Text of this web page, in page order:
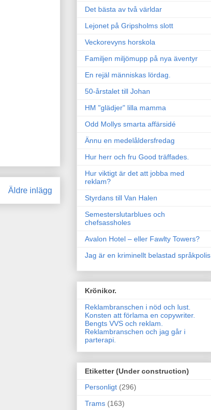
Äldre inlägg
Det bästa av två världar
Lejonet på Gripsholms slott
Veckorevyns horskola
Familjen miljömupp på nya äventyr
En rejäl människas lördag.
50-årstalet till Johan
HM "glädjer" lilla mamma
Odd Mollys smarta affärsidé
Ännu en medelåldersfredag
Hur herr och fru Good träffades.
Hur viktigt är det att jobba med
reklam?
Styrdans till Van Halen
Semesterslutarblues och
chefsassholes
Avalon Hotel – eller Fawlty Towers?
Jag är en kriminellt belastad språkpolis
Krönikor.
Reklambranschen i nöd och lust.
Konsten att förlama en copywriter.
Bengts VVS och reklam.
Reklambranschen och jag går i
parterapi.
Etiketter (Under construction)
Personligt (296)
Trams (163)